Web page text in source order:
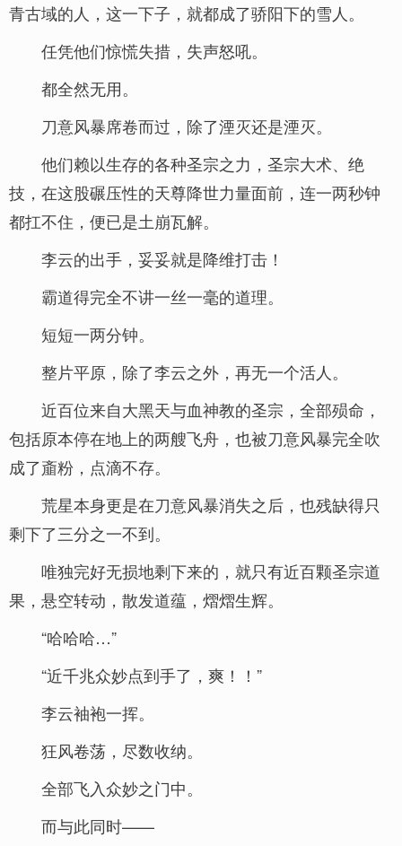
青古域的人，这一下子，就都成了骄阳下的雪人。
任凭他们惊慌失措，失声怒吼。
都全然无用。
刀意风暴席卷而过，除了湮灭还是湮灭。
他们赖以生存的各种圣宗之力，圣宗大术、绝
技，在这股碾压性的天尊降世力量面前，连一两秒钟
都扛不住，便已是土崩瓦解。
李云的出手，妥妥就是降维打击！
霸道得完全不讲一丝一毫的道理。
短短一两分钟。
整片平原，除了李云之外，再无一个活人。
近百位来自大黑天与血神教的圣宗，全部殒命，
包括原本停在地上的两艘飞舟，也被刀意风暴完全吹
成了齑粉，点滴不存。
荒星本身更是在刀意风暴消失之后，也残缺得只
剩下了三分之一不到。
唯独完好无损地剩下来的，就只有近百颗圣宗道
果，悬空转动，散发道蕴，熠熠生辉。
“哈哈哈…”
“近千兆众妙点到手了，爽！！”
李云袖袍一挥。
狂风卷荡，尽数收纳。
全部飞入众妙之门中。
而与此同时——